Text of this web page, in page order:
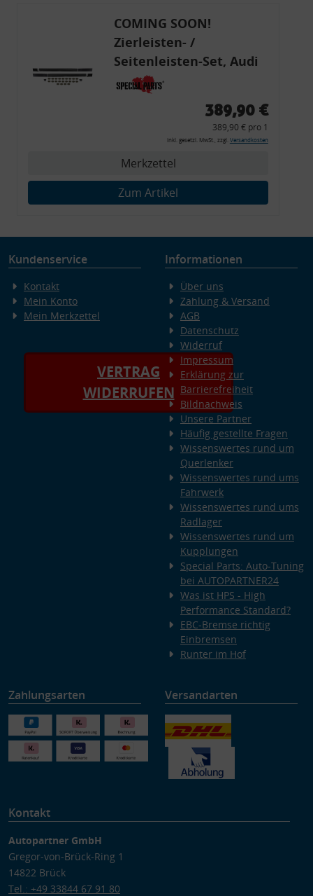
COMING SOON!
Zierleisten- /
Seitenleisten-Set, Audi
80 Cabrio, Coupe, S2, (6x
Zierleiste, 2x Kappe,
Montagewerkzeug)
389,90 €
389,90 € pro 1
inkl. gesetzl. MwSt., zzgl. Versandkosten
Merkzettel
Zum Artikel
Kundenservice
Kontakt
Mein Konto
Mein Merkzettel
VERTRAG
WIDERRUFEN
Informationen
Über uns
Zahlung & Versand
AGB
Datenschutz
Widerruf
Impressum
Erklärung zur
Barrierefreiheit
Bildnachweis
Unsere Partner
Häufig gestellte Fragen
Wissenswertes rund um
Querlenker
Wissenswertes rund ums
Fahrwerk
Wissenswertes rund ums
Radlager
Wissenswertes rund um
Kupplungen
Special Parts: Auto-Tuning
bei AUTOPARTNER24
Was ist HPS - High
Performance Standard?
EBC-Bremse richtig
Einbremsen
Runter im Hof
Zahlungsarten Versandarten
Kontakt
Autopartner GmbH
Gregor-von-Brück-Ring 1
14822 Brück
Tel.: +49 33844 67 91 80